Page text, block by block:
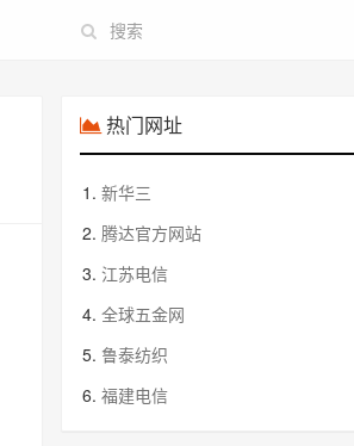
热门网址
1. 新华三
2. 腾达官方网站
3. 江苏电信
4. 全球五金网
5. 鲁泰纺织
6. 福建电信